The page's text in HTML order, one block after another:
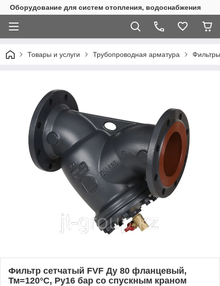
Оборудование для систем отопления, водоснабжения
Товары и услуги Трубопроводная арматура
Фильтр сетчатый FVF Ду 80 фланцевый,
Тм=120°С, Ру16 бар со спускным краном